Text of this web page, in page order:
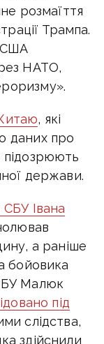
розмаїття
Трампа.
США
НАТО,
, які
даних про
підозрюють
держави.
Івана
а раніше
бойовика
Малюк
під
слідства,
здійснили